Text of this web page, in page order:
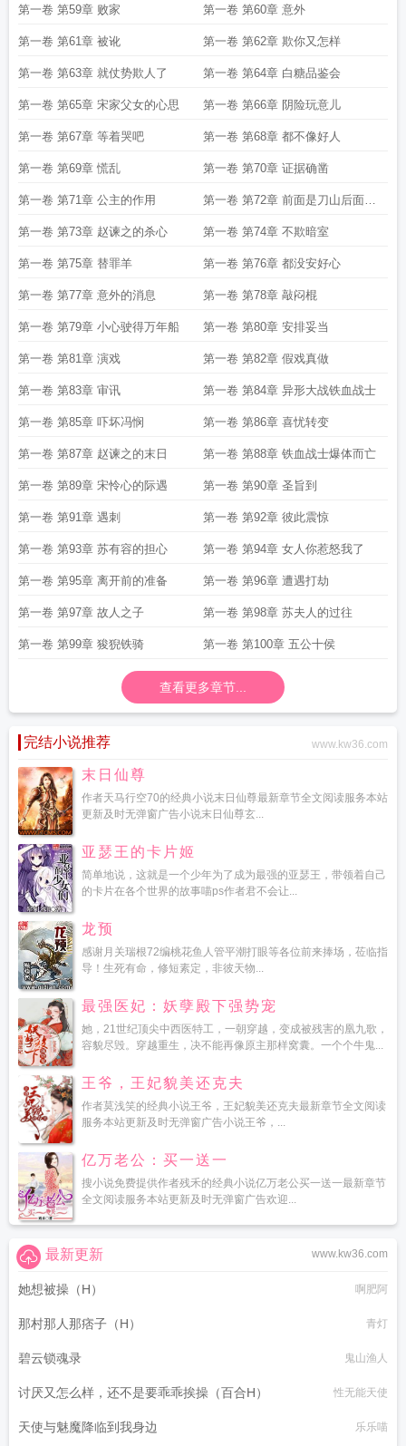
第一卷 第59章 败家 第一卷 第60章 意外
第一卷 第61章 被讹 第一卷 第62章 欺你又怎样
第一卷 第63章 就仗势欺人了 第一卷 第64章 白糖品鉴会
第一卷 第65章 宋家父女的心思 第一卷 第66章 阴险玩意儿
第一卷 第67章 等着哭吧 第一卷 第68章 都不像好人
第一卷 第69章 慌乱 第一卷 第70章 证据确凿
第一卷 第71章 公主的作用 第一卷 第72章 前面是刀山后面是
火海
第一卷 第73章 赵谏之的杀心 第一卷 第74章 不欺暗室
第一卷 第75章 替罪羊 第一卷 第76章 都没安好心
第一卷 第77章 意外的消息 第一卷 第78章 敲闷棍
第一卷 第79章 小心驶得万年船 第一卷 第80章 安排妥当
第一卷 第81章 演戏 第一卷 第82章 假戏真做
第一卷 第83章 审讯 第一卷 第84章 异形大战铁血战士
第一卷 第85章 吓坏冯悯 第一卷 第86章 喜忧转变
第一卷 第87章 赵谏之的末日 第一卷 第88章 铁血战士爆体而亡
第一卷 第89章 宋怜心的际遇 第一卷 第90章 圣旨到
第一卷 第91章 遇刺 第一卷 第92章 彼此震惊
第一卷 第93章 苏有容的担心 第一卷 第94章 女人你惹怒我了
第一卷 第95章 离开前的准备 第一卷 第96章 遭遇打劫
第一卷 第97章 故人之子 第一卷 第98章 苏夫人的过往
第一卷 第99章 狻猊铁骑 第一卷 第100章 五公十侯
查看更多章节...
完结小说推荐 www.kw36.com
末日仙尊
作者天马行空70的经典小说末日仙尊最新章节全文阅读服务本站
更新及时无弹窗广告小说末日仙尊玄...
亚瑟王的卡片姬
简单地说，这就是一个少年为了成为最强的亚瑟王，带领着自己
的卡片在各个世界的故事喵ps作者君不会让...
龙预
感谢月关瑞根72编桃花鱼人管平潮打眼等各位前来捧场，莅临指
导！生死有命，修短素定，非彼天物...
最强医妃：妖孽殿下强势宠
她，21世纪顶尖中西医特工，一朝穿越，变成被残害的凰九歌，
容貌尽毁。穿越重生，决不能再像原主那样窝囊。一个个牛鬼...
王爷，王妃貌美还克夫
作者莫浅笑的经典小说王爷，王妃貌美还克夫最新章节全文阅读
服务本站更新及时无弹窗广告小说王爷，...
亿万老公：买一送一
搜小说免费提供作者残禾的经典小说亿万老公买一送一最新章节
全文阅读服务本站更新及时无弹窗广告欢迎...
www.kw36.com
最新更新
她想被操（H） 啊肥阿
那村那人那痞子（H） 青灯
碧云锁魂录 鬼山渔人
讨厌又怎么样，还不是要乖乖挨操（百合H） 性无能天使
天使与魅魔降临到我身边 乐乐喵